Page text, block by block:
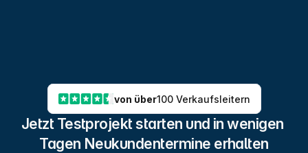
von über100 Verkaufsleitern
Jetzt Testprojekt starten und in wenigen
Tagen Neukundentermine erhalten